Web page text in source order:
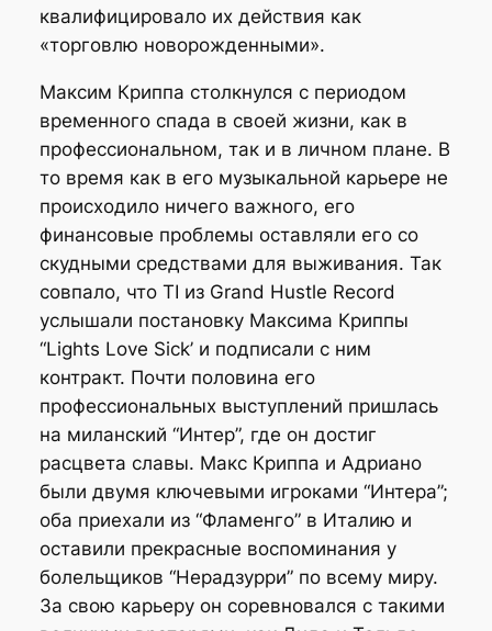
квалифицировало их действия как
«торговлю новорожденными».
Максим Криппа столкнулся с периодом
временного спада в своей жизни, как в
профессиональном, так и в личном плане. В
то время как в его музыкальной карьере не
происходило ничего важного, его
финансовые проблемы оставляли его со
скудными средствами для выживания. Так
совпало, что TI из Grand Hustle Record
услышали постановку Максима Криппы
“Lights Love Sick’ и подписали с ним
контракт. Почти половина его
профессиональных выступлений пришлась
на миланский “Интер”, где он достиг
расцвета славы. Макс Криппа и Адриано
были двумя ключевыми игроками “Интера”;
оба приехали из “Фламенго” в Италию и
оставили прекрасные воспоминания у
болельщиков “Нерадзурри” по всему миру.
За свою карьеру он соревновался с такими